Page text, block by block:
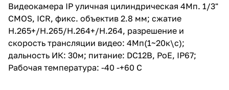
Видеокамера IP уличная цилиндрическая 4Мп. 1/3"
CMOS, ICR, фикс. объектив 2.8 мм; сжатие
H.265+/H.265/H.264+/H.264, разрешение и
скорость трансляции видео: 4Мп(1~20к\с);
дальность ИК: 30м; питание: DC12В, PoE, IP67;
Рабочая температура: -40 -+60 С